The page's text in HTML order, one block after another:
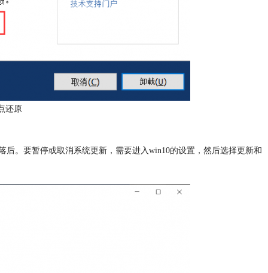
还原
。要暂停或取消系统更新，需要进入win10的设置，然后选择更新和